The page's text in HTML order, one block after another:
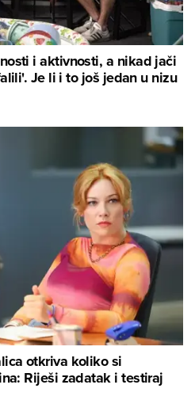
i aktivnosti, a nikad jači
Je li i to još jedan u nizu
otkriva koliko si
Riješi zadatak i testiraj